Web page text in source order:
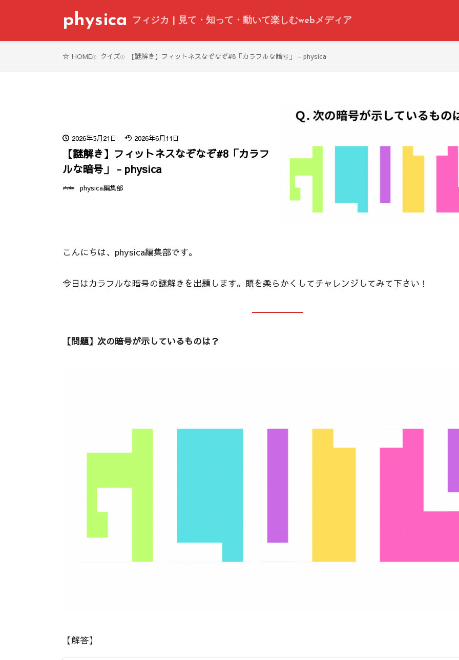
physica フィジカ | 見て・知って・動いて楽しむwebメディア
HOME クイズ 【謎解き】フィットネスなぞなぞ#8「カラフルな暗号」 - physica
2026年5月21日 2026年6月11日
【謎解き】フィットネスなぞなぞ#8「カラフ
ルな暗号」 - physica
physica編集部
こんにちは、physica編集部です。
今日はカラフルな暗号の謎解きを出題します。頭を柔らかくしてチャレンジしてみて下さい！
【問題】次の暗号が示しているものは？
【解答】